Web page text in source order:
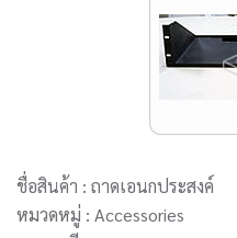
ชื่อสินค้า : ถาดเอนกประสงค์
หมวดหมู่ : Accessories